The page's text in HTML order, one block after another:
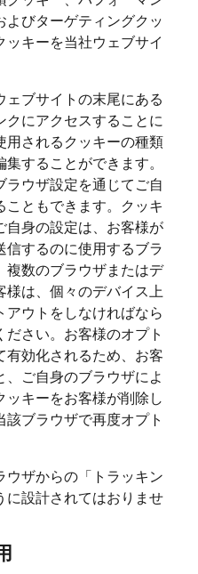
びターゲティングクッ
キーを当社ウェブサイ
ブサイトの末尾にある
クにアクセスすることに
用されるクッキーの種類
することができます。
ラウザ設定を通じてご自
ともできます。クッキ
自身の設定は、お客様が
するのに使用するブラ
複数のブラウザまたはデ
は、個々のデバイス上
ウトをしなければなら
さい。お客様のオプト
効化されるため、お客
ご自身のブラウザによ
キーをお客様が削除し
ブラウザで再度オプト
ザからの「トラッキン
に設計されてはおりませ